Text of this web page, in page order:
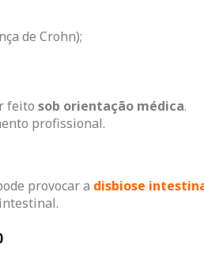
de Crohn);
feito sob orientação médica.
profissional.
provocar a disbiose